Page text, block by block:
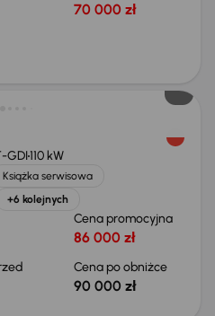
70 000 zł
GDI110 kW
Książka serwisowa
+6 kolejnych
Cena promocyjna
86 000 zł
Cena po obniżce
90 000 zł